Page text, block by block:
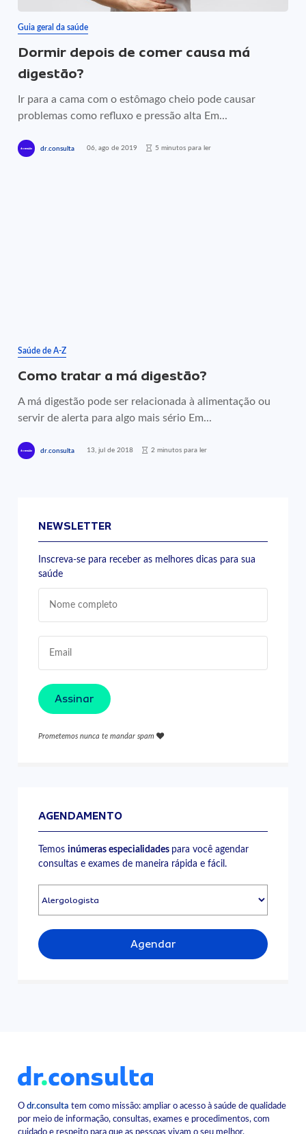
Guia geral da saúde
Dormir depois de comer causa má
digestão?
Ir para a cama com o estômago cheio pode causar
problemas como refluxo e pressão alta Em...
dr.consulta 06, ago de 2019 5 minutos para ler
Saúde de A-Z
Como tratar a má digestão?
A má digestão pode ser relacionada à alimentação ou
servir de alerta para algo mais sério Em...
dr.consulta 13, jul de 2018 2 minutos para ler
NEWSLETTER
Inscreva-se para receber as melhores dicas para sua
saúde
Assinar
Prometemos nunca te mandar spam
AGENDAMENTO
Temosinúmeras especialidades para você agendar
consultas e exames de maneira rápida e fácil.
Agendar
Odr.consulta tem como missão: ampliar o acesso à saúde de qualidade
por meio de informação, consultas, exames e procedimentos, com
cuidado e respeito para que as pessoas vivam o seu melhor.